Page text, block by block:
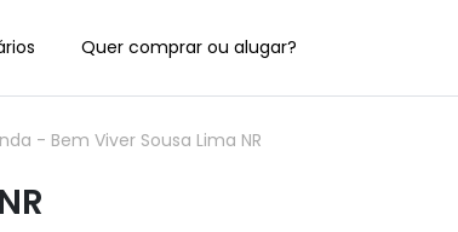
Quer comprar ou alugar?
- Bem Viver Sousa Lima NR